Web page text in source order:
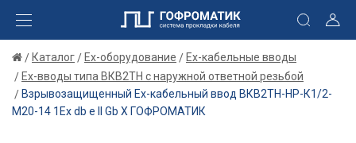
Каталог Ex-оборудование
Ex-кабельные вводы
Ex-вводы типа ВКВ2ТН с наружной ответной резьбой
Взрывозащищенный Ех-кабельный ввод ВКВ2ТН-НР-К1/2-
М20-14 1Ex db e II Gb X ГОФРОМАТИК